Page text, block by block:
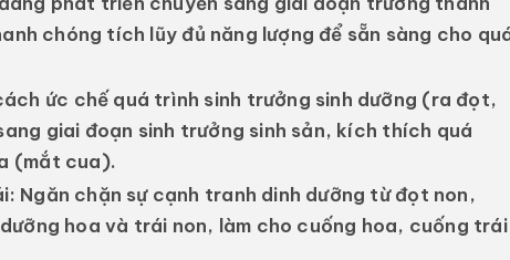
chóng tích lũy đủ năng lượng để sẵn sàng cho
ức chế quá trình sinh trưởng sinh dưỡng (ra đọt,
giai đoạn sinh trưởng sinh sản, kích thích quá
(mắt cua).
Ngăn chặn sự cạnh tranh dinh dưỡng từ đọt non,
hoa và trái non, làm cho cuống hoa, cuống trái